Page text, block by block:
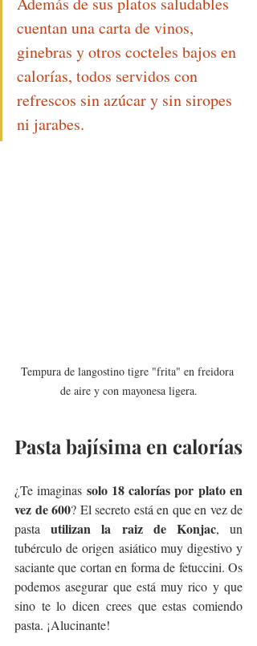
cuentan una carta de vinos,
ginebras y otros cocteles bajos en
calorías, todos servidos con
refrescos sin azúcar y sin siropes
ni jarabes.
Tempura de langostino tigre "frita" en freidora
de aire y con mayonesa ligera.
Pasta bajísima en calorías
¿Te imaginas solo 18 calorías por plato en
vez de 600? El secreto está en que en vez de
pasta utilizan la raiz de Konjac, un
tubérculo de origen asiático muy digestivo y
saciante que cortan en forma de fetuccini. Os
podemos asegurar que está muy rico y que
sino te lo dicen crees que estas comiendo
pasta. ¡Alucinante!